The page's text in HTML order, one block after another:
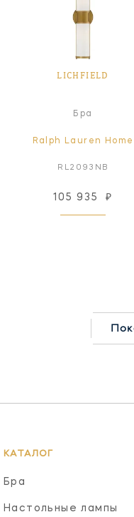
LICHFIELD
Бра
Ralph Lauren Home
RL2093NB
105 935 ₽
КАТАЛОГ
Бра
Настольные лампы